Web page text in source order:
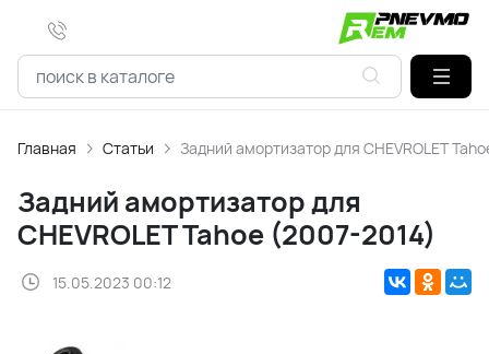
Главная Статьи Задний амортизатор для CHEVROLET
Задний амортизатор для
CHEVROLET Tahoe (2007-2014)
15.05.2023 00:12